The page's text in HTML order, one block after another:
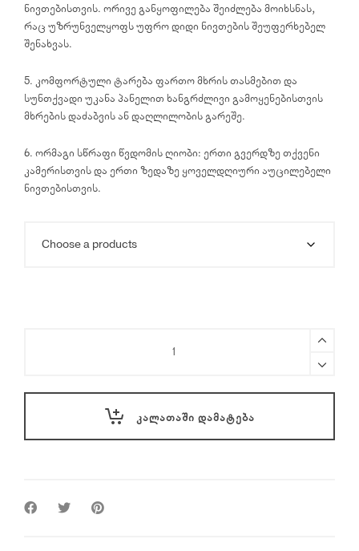
ნივთებისთვის. ორივე განყოფილება შეიძლება მოიხსნას,
რაც უზრუნველყოფს უფრო დიდი ნივთების შეუფერხებელ
შენახვას.
5. კომფორტული ტარება ფართო მხრის თასმებით და
სუნთქვადი უკანა პანელით ხანგრძლივი გამოყენებისთვის
მხრების დაძაბვის ან დაღლილობის გარეშე.
6. ორმაგი სწრაფი წვდომის ღიობი: ერთი გვერდზე თქვენი
კამერისთვის და ერთი ზედაზე ყოველდღიური აუცილებელი
ნივთებისთვის.
Backpack
ᲙᲐᲚᲐᲗᲐᲨᲘ ᲓᲐᲛᲐᲢᲔᲑᲐ